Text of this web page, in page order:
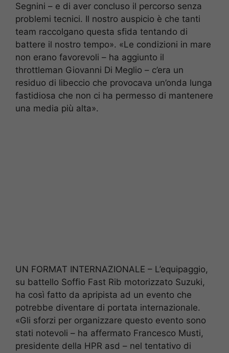
Segnini – e di aver concluso il percorso senza
problemi tecnici. Il nostro auspicio è che tanti
team raccolgano questa sfida tentando di
battere il nostro tempo». «Le condizioni in mare
non erano favorevoli – ha aggiunto il
throttleman Giovanni Di Meglio – c’era un
residuo di libeccio che provocava un’onda lunga
fastidiosa che non ci ha permesso di mantenere
una media più alta».
UN FORMAT INTERNAZIONALE – L’equipaggio,
su battello Soffio Fast Rib motorizzato Suzuki,
ha così fatto da apripista ad un evento che
potrebbe diventare di portata internazionale.
«Gli sforzi per organizzare questo evento sono
stati notevoli – ha affermato Francesco Musti,
presidente della HPR asd – nel tentativo di